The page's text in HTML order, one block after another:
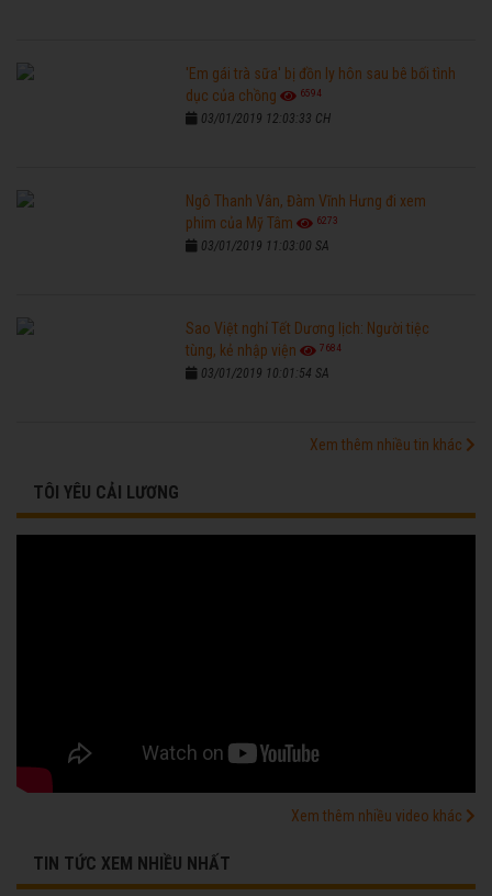
'Em gái trà sữa' bị đồn ly hôn sau bê bối tình
dục của chồng
6594
03/01/2019 12:03:33 CH
Ngô Thanh Vân, Đàm Vĩnh Hưng đi xem
phim của Mỹ Tâm
6273
03/01/2019 11:03:00 SA
Sao Việt nghỉ Tết Dương lịch: Người tiệc
tùng, kẻ nhập viện
7684
03/01/2019 10:01:54 SA
Xem thêm nhiều tin khác
TÔI YÊU CẢI LƯƠNG
Xem thêm nhiều video khác
TIN TỨC XEM NHIỀU NHẤT